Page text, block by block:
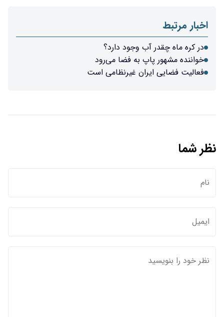
اخبار مرتبط
در کره ماه چقدر آب وجود دارد؟
خواننده مشهور پاپ به فضا می‌رود
فعالیت فضایی ایران غیرنظامی است
نظر شما